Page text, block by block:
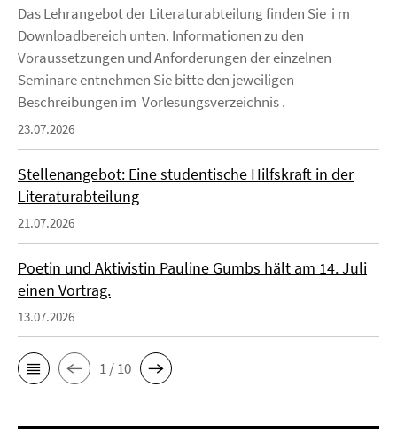
Das Lehrangebot der Literaturabteilung finden Sie i m
Downloadbereich unten. Informationen zu den
Voraussetzungen und Anforderungen der einzelnen
Seminare entnehmen Sie bitte den jeweiligen
Beschreibungen im Vorlesungsverzeichnis .
23.07.2026
Stellenangebot: Eine studentische Hilfskraft in der
Literaturabteilung
21.07.2026
Poetin und Aktivistin Pauline Gumbs hält am 14. Juli
einen Vortrag.
13.07.2026
1 / 10